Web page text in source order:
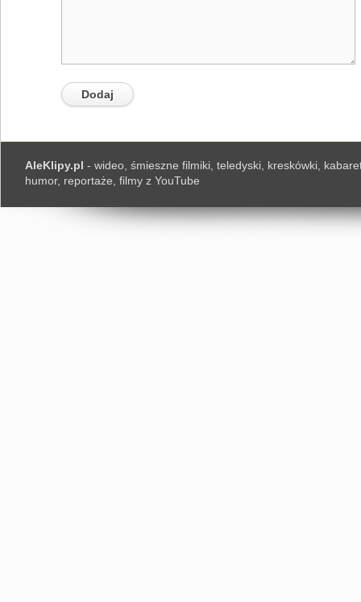
AleKlipy.pl - wideo, śmieszne filmiki, teledyski, kreskówki,
humor, reportaże, filmy z YouTube